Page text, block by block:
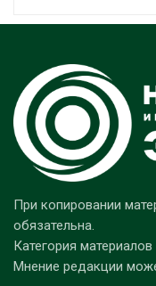
При копировании
обязательна.
Категория материалов
Мнение редакции